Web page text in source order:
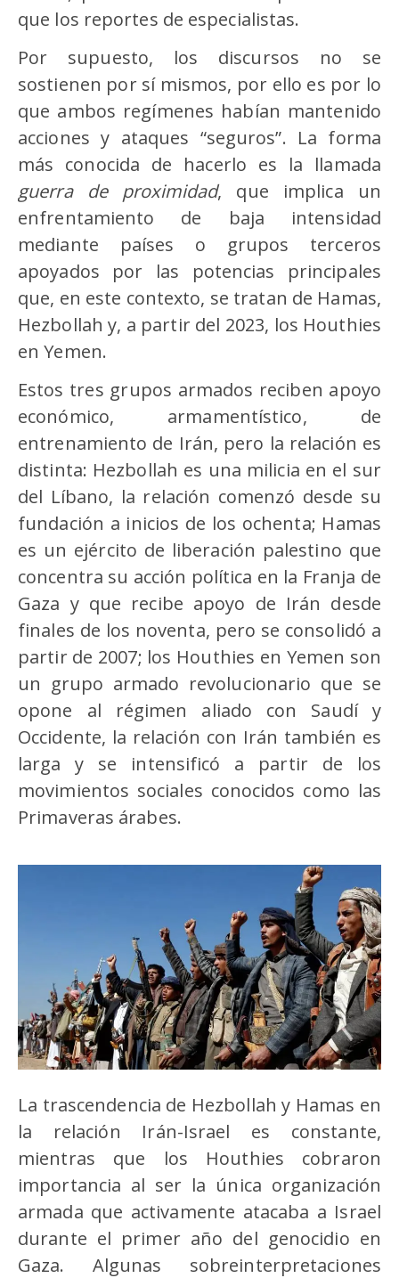
que los reportes de especialistas.
Por supuesto, los discursos no se
sostienen por sí mismos, por ello es por lo
que ambos regímenes habían mantenido
acciones y ataques “seguros”. La forma
más conocida de hacerlo es la llamada
guerra de proximidad, que implica un
enfrentamiento de baja intensidad
mediante países o grupos terceros
apoyados por las potencias principales
que, en este contexto, se tratan de Hamas,
Hezbollah y, a partir del 2023, los Houthies
en Yemen.
Estos tres grupos armados reciben apoyo
económico, armamentístico, de
entrenamiento de Irán, pero la relación es
distinta: Hezbollah es una milicia en el sur
del Líbano, la relación comenzó desde su
fundación a inicios de los ochenta; Hamas
es un ejército de liberación palestino que
concentra su acción política en la Franja de
Gaza y que recibe apoyo de Irán desde
finales de los noventa, pero se consolidó a
partir de 2007; los Houthies en Yemen son
un grupo armado revolucionario que se
opone al régimen aliado con Saudí y
Occidente, la relación con Irán también es
larga y se intensificó a partir de los
movimientos sociales conocidos como las
Primaveras árabes.
La trascendencia de Hezbollah y Hamas en
la relación Irán-Israel es constante,
mientras que los Houthies cobraron
importancia al ser la única organización
armada que activamente atacaba a Israel
durante el primer año del genocidio en
Gaza. Algunas sobreinterpretaciones